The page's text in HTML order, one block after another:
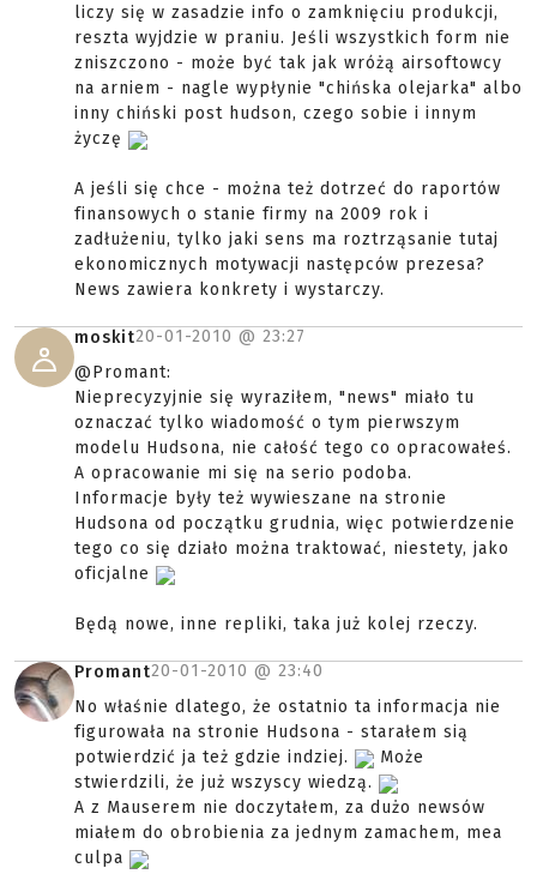
liczy się w zasadzie info o zamknięciu produkcji,
reszta wyjdzie w praniu. Jeśli wszystkich form nie
zniszczono - może być tak jak wróżą airsoftowcy
na arniem - nagle wypłynie "chińska olejarka" albo
inny chiński post hudson, czego sobie i innym
życzę
A jeśli się chce - można też dotrzeć do raportów
finansowych o stanie firmy na 2009 rok i
zadłużeniu, tylko jaki sens ma roztrząsanie tutaj
ekonomicznych motywacji następców prezesa?
News zawiera konkrety i wystarczy.
moskit20-01-2010 @ 23:27
@Promant:
Nieprecyzyjnie się wyraziłem, "news" miało tu
oznaczać tylko wiadomość o tym pierwszym
modelu Hudsona, nie całość tego co opracowałeś.
A opracowanie mi się na serio podoba.
Informacje były też wywieszane na stronie
Hudsona od początku grudnia, więc potwierdzenie
tego co się działo można traktować, niestety, jako
oficjalne
Będą nowe, inne repliki, taka już kolej rzeczy.
Promant20-01-2010 @ 23:40
No właśnie dlatego, że ostatnio ta informacja nie
figurowała na stronie Hudsona - starałem sią
potwierdzić ja też gdzie indziej.
Może
stwierdzili, że już wszyscy wiedzą.
A z Mauserem nie doczytałem, za dużo newsów
miałem do obrobienia za jednym zamachem, mea
culpa